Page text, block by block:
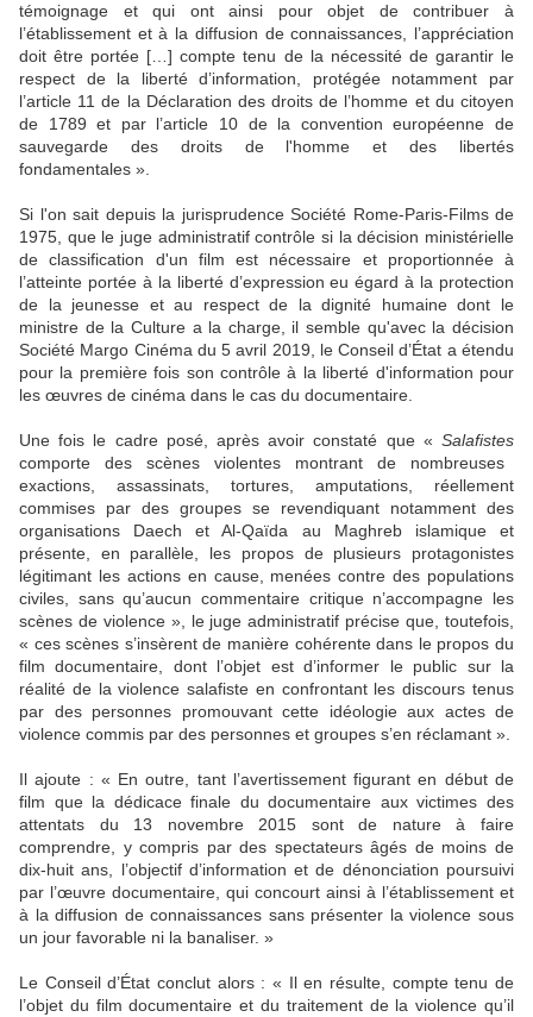
témoignage et qui ont ainsi pour objet de contribuer à
l’établissement et à la diffusion de connaissances, l’appréciation
doit être portée […] compte tenu de la nécessité de garantir le
respect de la liberté d’information, protégée notamment par
l’article 11 de la Déclaration des droits de l’homme et du citoyen
de 1789 et par l’article 10 de la convention européenne de
sauvegarde des droits de l'homme et des libertés
fondamentales ».
Si l'on sait depuis la jurisprudence Société Rome-Paris-Films de
1975, que le juge administratif contrôle si la décision ministérielle
de classification d'un film est nécessaire et proportionnée à
l’atteinte portée à la liberté d’expression eu égard à la protection
de la jeunesse et au respect de la dignité humaine dont le
ministre de la Culture a la charge, il semble qu'avec la décision
Société Margo Cinéma du 5 avril 2019, le Conseil d’État a étendu
pour la première fois son contrôle à la liberté d'information pour
les œuvres de cinéma dans le cas du documentaire.
Une fois le cadre posé, après avoir constaté que « Salafistes
comporte des scènes violentes montrant de nombreuses
exactions, assassinats, tortures, amputations, réellement
commises par des groupes se revendiquant notamment des
organisations Daech et Al-Qaïda au Maghreb islamique et
présente, en parallèle, les propos de plusieurs protagonistes
légitimant les actions en cause, menées contre des populations
civiles, sans qu’aucun commentaire critique n’accompagne les
scènes de violence », le juge administratif précise que, toutefois,
« ces scènes s’insèrent de manière cohérente dans le propos du
film documentaire, dont l’objet est d’informer le public sur la
réalité de la violence salafiste en confrontant les discours tenus
par des personnes promouvant cette idéologie aux actes de
violence commis par des personnes et groupes s’en réclamant ».
Il ajoute : « En outre, tant l’avertissement figurant en début de
film que la dédicace finale du documentaire aux victimes des
attentats du 13 novembre 2015 sont de nature à faire
comprendre, y compris par des spectateurs âgés de moins de
dix-huit ans, l’objectif d’information et de dénonciation poursuivi
par l’œuvre documentaire, qui concourt ainsi à l’établissement et
à la diffusion de connaissances sans présenter la violence sous
un jour favorable ni la banaliser. »
Le Conseil d’État conclut alors : « Il en résulte, compte tenu de
l’objet du film documentaire et du traitement de la violence qu’il